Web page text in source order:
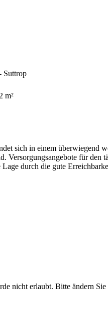
Suttrop
m²
sich in einem
Versorgungsangebote für
durch die gute
nicht erlaubt. Bitte ändern